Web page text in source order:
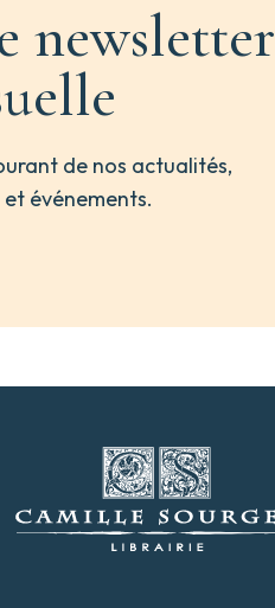
newsletter
de nos actualités,
événements.